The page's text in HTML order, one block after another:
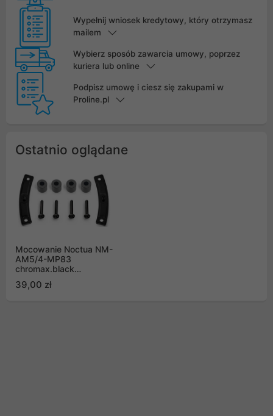
Wypełnij wniosek kredytowy, który otrzymasz
mailem
Wybierz sposób zawarcia umowy, poprzez
kuriera lub online
Podpisz umowę i ciesz się zakupami w
Proline.pl
Ostatnio oglądane
Mocowanie Noctua NM-
AM5/4-MP83
chromax.black
39,00 zł